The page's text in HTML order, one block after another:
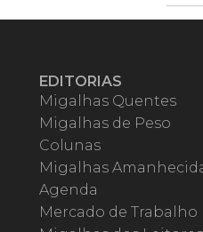
EDITORIAS
Migalhas Quentes
Migalhas de Peso
Colunas
Migalhas
Agenda
Mercado de Trabalho